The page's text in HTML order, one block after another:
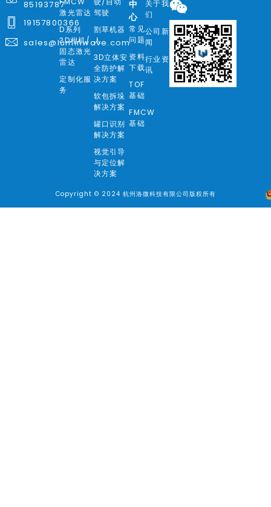
85193787
19157800366
sales@luminwave.com
激光雷达
D系列
3D相机/
固态激光
雷达
定制化服
务
驾驶
割草机器
人
3D立体安
全防护解
决方案
软包拆垛
解决方案
罐口识别
解决方案
视觉引导
与定位解
决方案
中
心
常见
问题
资料
下载
TOF
基础
FMCW
基础
关于我
们
公司新
闻
行业资
讯
Copyright © 2024 杭州洛微科技有限公司版权所有